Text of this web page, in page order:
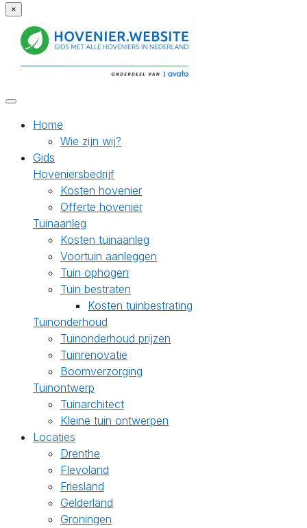
×
Home
Wie zijn wij?
Gids
Hoveniersbedrijf
Kosten hovenier
Offerte hovenier
Tuinaanleg
Kosten tuinaanleg
Voortuin aanleggen
Tuin ophogen
Tuin bestraten
Kosten tuinbestrating
Tuinonderhoud
Tuinonderhoud prijzen
Tuinrenovatie
Boomverzorging
Tuinontwerp
Tuinarchitect
Kleine tuin ontwerpen
Locaties
Drenthe
Flevoland
Friesland
Gelderland
Groningen